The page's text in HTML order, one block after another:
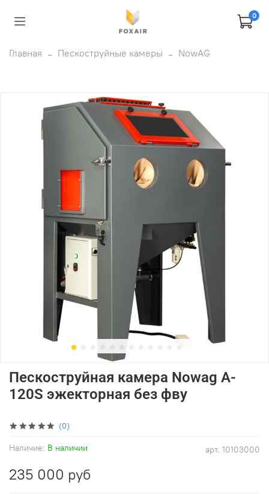
0
Главная Пескоструйные камеры NowAG
(0)
арт. 10103000
Наличие: В наличии
Пескоструйная камера Nowag A-
120S эжекторная без фву
235 000 руб